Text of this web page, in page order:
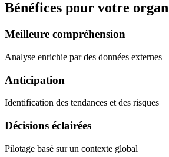
Bénéfices pour votre
Meilleure compréhension
Analyse enrichie par des données externes
Anticipation
Identification des tendances et des risques
Décisions éclairées
Pilotage basé sur un contexte global